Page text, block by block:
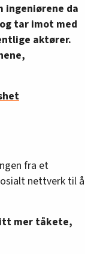
ingeniørene da
tar imot med
aktører.
fra et
nettverk til å
mer tåkete,